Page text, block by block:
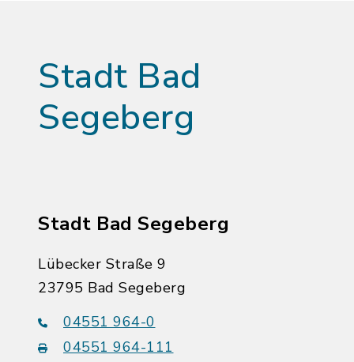
Stadt Bad
Segeberg
Stadt Bad Segeberg
Lübecker Straße 9
23795 Bad Segeberg
04551 964-0
04551 964-111